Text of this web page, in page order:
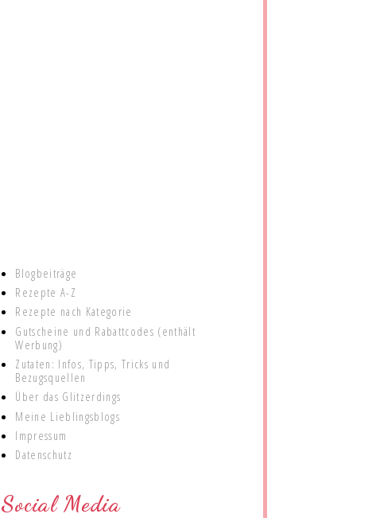
Blogbeiträge
Rezepte A-Z
Rezepte nach Kategorie
Gutscheine und Rabattcodes (enthält
Werbung)
Zutaten: Infos, Tipps, Tricks und
Bezugsquellen
Über das Glitzerdings
Meine Lieblingsblogs
Impressum
Datenschutz
Social Media